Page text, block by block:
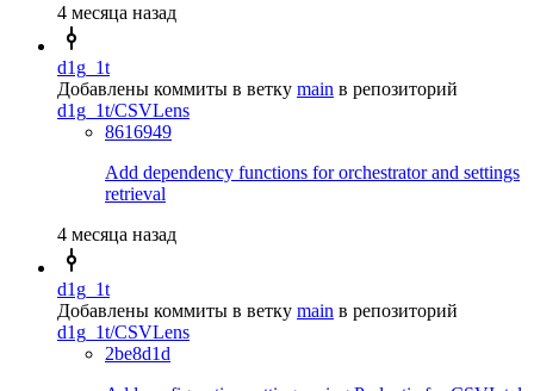
4 месяца назад
d1g_1t
Добавлены коммиты в ветку main в репозиторий
d1g_1t/CSVLens
8616949
Add dependency functions for orchestrator and settings
retrieval
4 месяца назад
d1g_1t
Добавлены коммиты в ветку main в репозиторий
d1g_1t/CSVLens
2be8d1d